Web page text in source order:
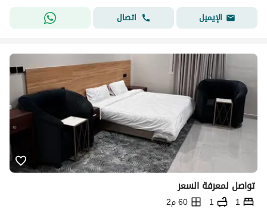
الإيميل
اتصال
تواصل لمعرفة السعر
1
1
60 م2